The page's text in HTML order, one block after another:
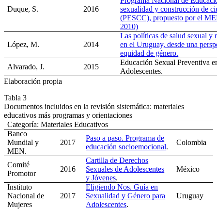
Duque, S. 2016
sexualidad y construcción de
(PESCC), propuesto por el
2010)
López, M. 2014
Las políticas de salud sexual y
en el Uruguay, desde una
equidad de género.
Alvarado, J.
2015
Educación Sexual Preventiva
Adolescentes.
Elaboración propia
Tabla 3
Documentos incluidos en la revisión sistemática: materiales
educativos más programas y orientaciones
Categoría: Materiales Educativos
Banco
Mundial y
MEN.
2017
Paso a paso. Programa de
educación socioemocional.
Colombia
Comité
Promotor
2016
Cartilla de Derechos
Sexuales de Adolescentes
y Jóvenes.
México
Instituto
Nacional de
Mujeres
2017
Eligiendo Nos. Guía en
Sexualidad y Género para
Adolescentes.
Uruguay